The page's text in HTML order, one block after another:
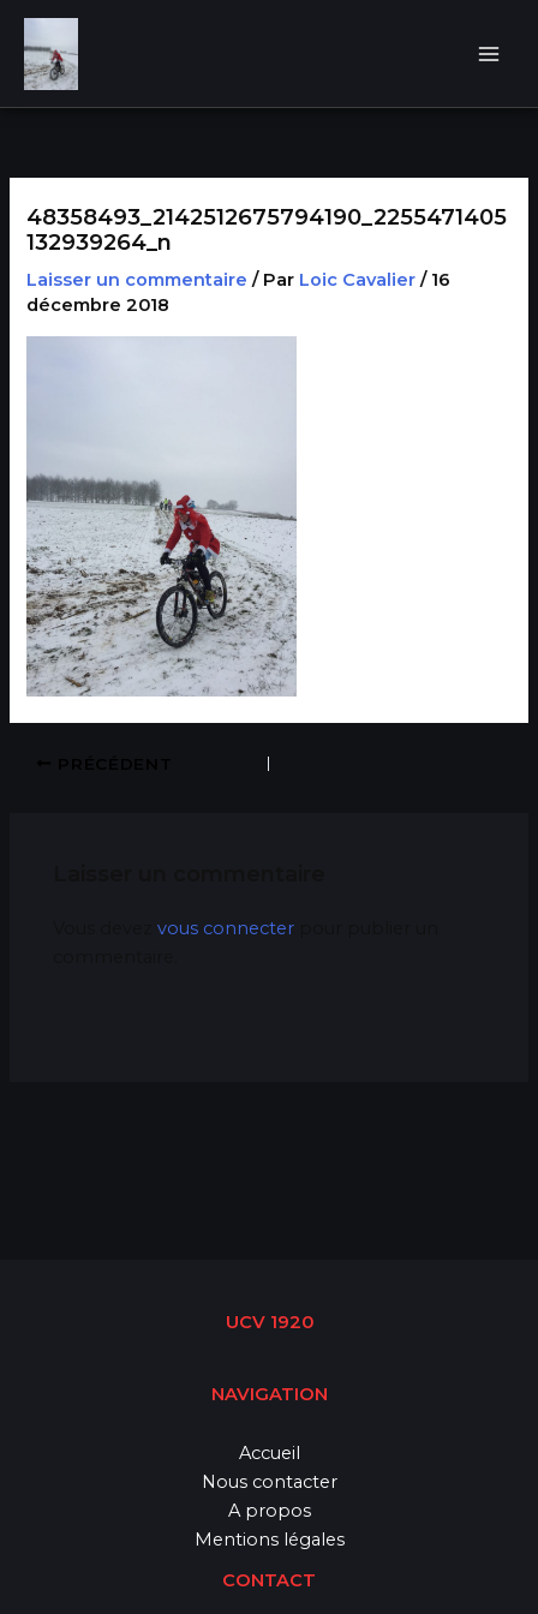
Aller
contenu
48358493_2142512675794190_2255471405
132939264_n
Laisser un commentaire / Par Loic Cavalier/ 16
décembre 2018
Vous devezvous connecter
UCV 1920
NAVIGATION
Accueil
Nous contacter
A propos
Mentions légales
CONTACT